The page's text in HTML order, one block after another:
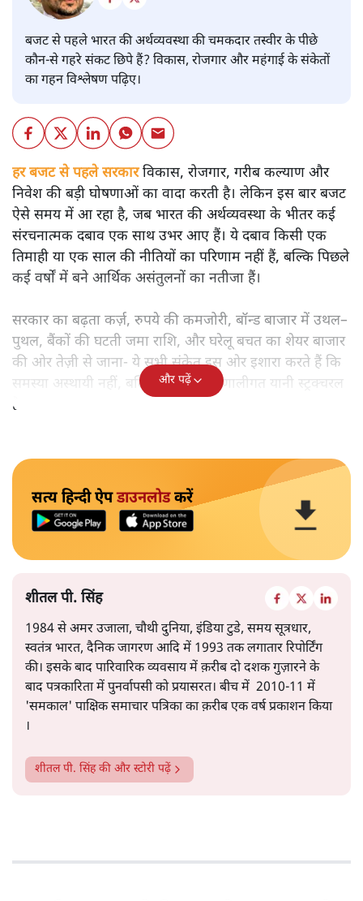
बजट से पहले भारत की अर्थव्यवस्था की चमकदार तस्वीर के पीछे
कौन-से गहरे संकट छिपे हैं? विकास, रोजगार और महंगाई के संकेतों
का गहन विश्लेषण पढ़िए।
हर बजट से पहले सरकारविकास, रोजगार, गरीब कल्याण और
निवेश की बड़ी घोषणाओं का वादा करती है। लेकिन इस बार बजट
ऐसे समय में आ रहा है, जब भारत की अर्थव्यवस्था के भीतर कई
संरचनात्मक दबाव एक साथ उभर आए हैं। ये दबाव किसी एक
तिमाही या एक साल की नीतियों का परिणाम नहीं हैं, बल्कि पिछले
कई वर्षों में बने आर्थिक असंतुलनों का नतीजा हैं।
सरकार का बढ़ता कर्ज़, रुपये की कमजोरी, बॉन्ड बाजार में उथल–
पुथल, बैंकों की घटती जमा राशि, और घरेलू बचत का शेयर बाजार
की ओर तेज़ी से जाना- ये सभी संकेत इस ओर इशारा करते हैं कि
समस्या अस्थायी नहीं, बल्कि गहरी और प्रणालीगत यानी स्ट्रक्चरल
है।
और पढ़ें
सत्य हिन्दी ऐपडाउनलोडकरें
शीतल पी. सिंह
1984 से अमर उजाला, चौथी दुनिया, इंडिया टुडे, समय सूत्रधार,
स्वतंत्र भारत, दैनिक जागरण आदि में 1993 तक लगातार रिपोर्टिंग
की। इसके बाद पारिवारिक व्यवसाय में क़रीब दो दशक गुज़ारने के
बाद पत्रकारिता में पुनर्वापसी को प्रयासरत। बीच में 2010-11 में
'समकाल' पाक्षिक समाचार पत्रिका का क़रीब एक वर्ष प्रकाशन किया
।
शीतल पी. सिंहकी और स्टोरी पढ़ें